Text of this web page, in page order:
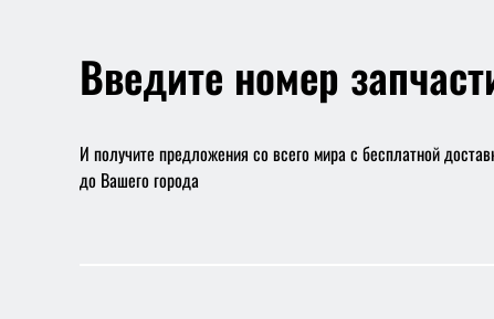
Введите номер
И получите предложения со всего мира с бесплатной
до Вашего города